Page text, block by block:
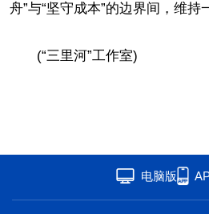
舟”与“坚守成本”的边界间，维持
(“三里河”工作室)
电脑版